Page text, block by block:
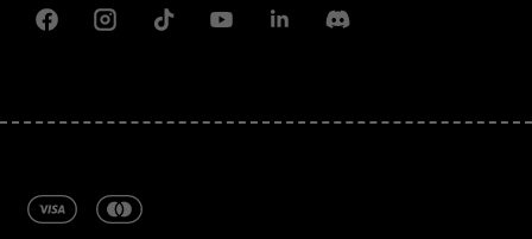
FacebookInstagramTiktokYoutubeLinkedinDiscord